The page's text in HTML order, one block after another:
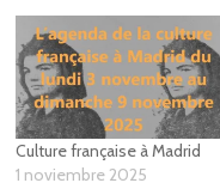
Culture française à Madrid
1 noviembre 2025